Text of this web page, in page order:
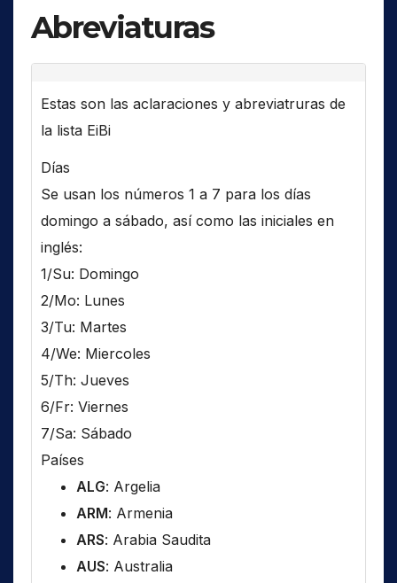
Abreviaturas
Estas son las aclaraciones y abreviatruras de
la lista EiBi
Días
Se usan los números 1 a 7 para los días
domingo a sábado, así como las iniciales en
inglés:
1/Su: Domingo
2/Mo: Lunes
3/Tu: Martes
4/We: Miercoles
5/Th: Jueves
6/Fr: Viernes
7/Sa: Sábado
Países
ALG: Argelia
ARM: Armenia
ARS: Arabia Saudita
AUS: Australia